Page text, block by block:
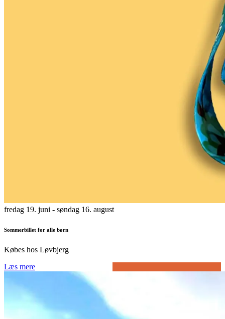
fredag 19. juni - søndag 16. august
Sommerbillet for alle børn
Købes hos Løvbjerg
Læs mere